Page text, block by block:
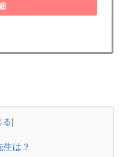
る]
は？